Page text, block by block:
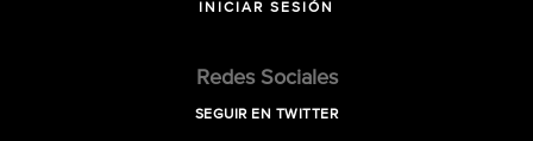
INICIAR SESIÓN
Redes Sociales
SEGUIR EN TWITTER